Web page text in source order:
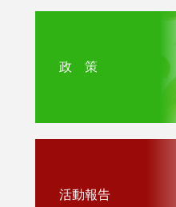
政 策
活動報告